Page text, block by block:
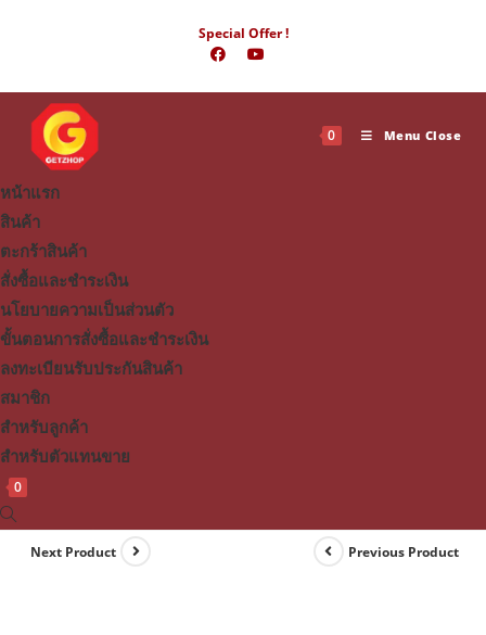
Special Offer !
0 Menu Close
หน้าแรก
สินค้า
ตะกร้าสินค้า
สั่งซื้อและชำระเงิน
นโยบายความเป็นส่วนตัว
ขั้นตอนการสั่งซื้อและชำระเงิน
ลงทะเบียนรับประกันสินค้า
สมาชิก
สำหรับลูกค้า
สำหรับตัวแทนขาย
0
Toggle
website
Previous Product
Next Product